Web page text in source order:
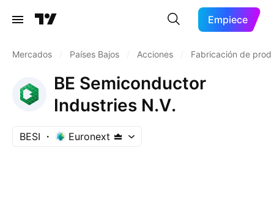
Empiece
Mercados Países Bajos Acciones Fabricación de
BE Semiconductor
Industries N.V.
BESI Euronext